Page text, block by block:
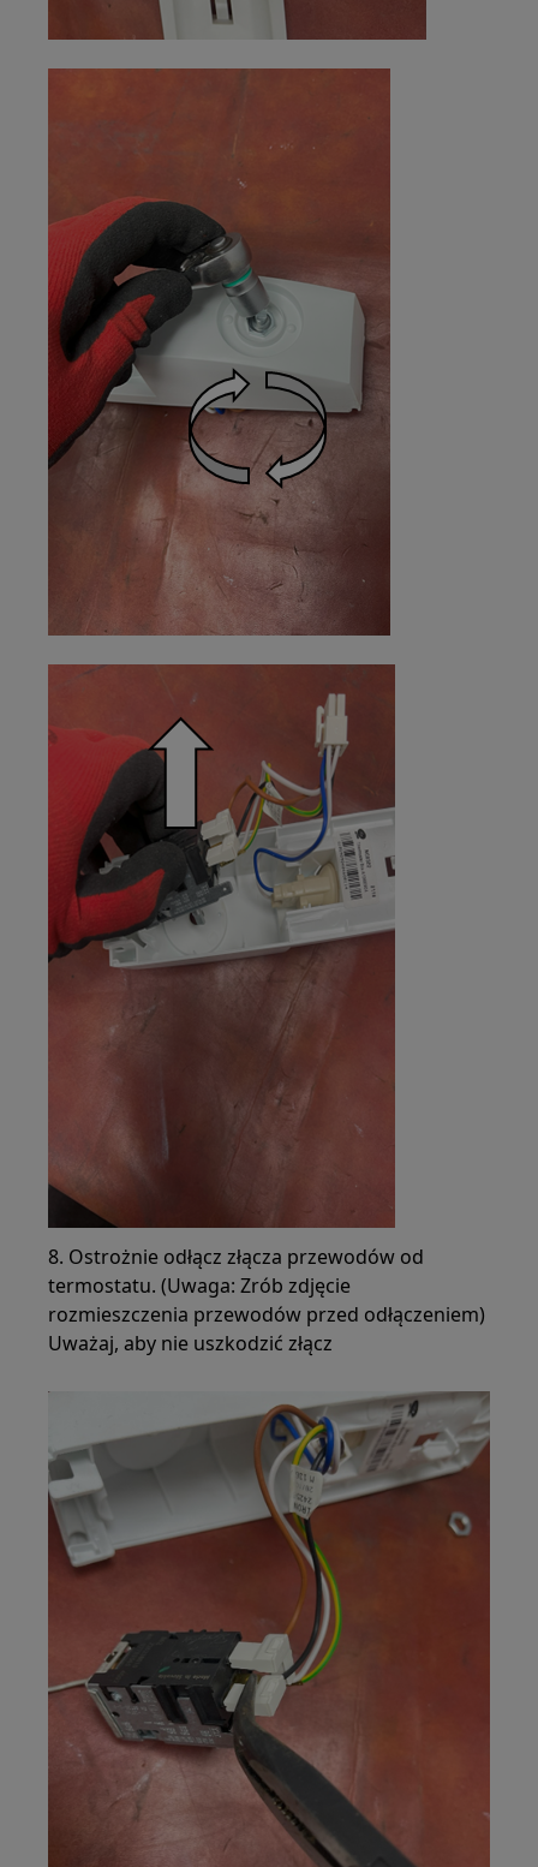
8. Ostrożnie odłącz złącza przewodów od
termostatu. (Uwaga: Zrób zdjęcie
rozmieszczenia przewodów przed odłączeniem)
Uważaj, aby nie uszkodzić złącz